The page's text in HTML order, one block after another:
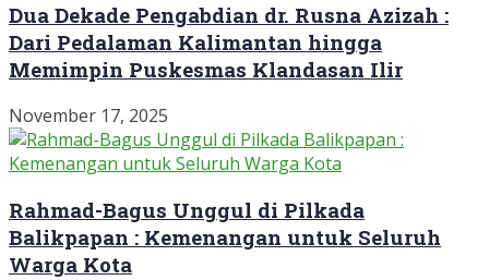
Dua Dekade Pengabdian dr. Rusna Azizah :
Dari Pedalaman Kalimantan hingga
Memimpin Puskesmas Klandasan Ilir
November 17, 2025
Rahmad-Bagus Unggul di Pilkada
Balikpapan : Kemenangan untuk Seluruh
Warga Kota